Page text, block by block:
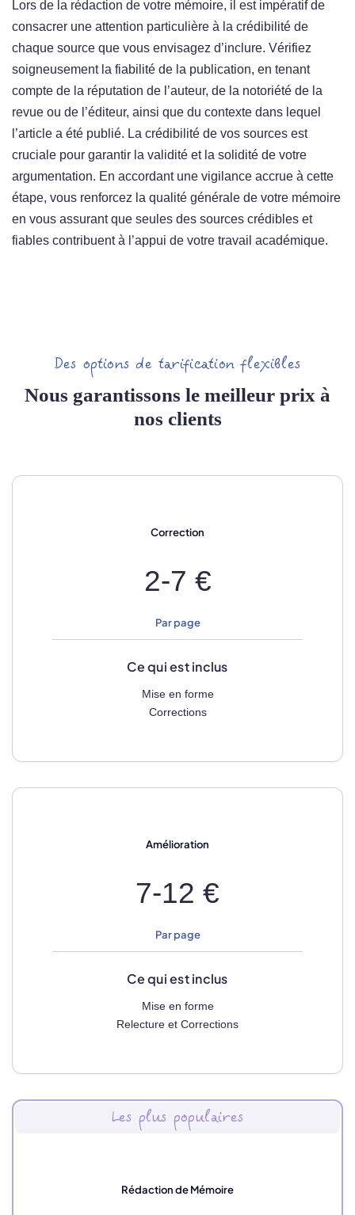
Lors de la rédaction de votre mémoire, il est impératif de
consacrer une attention particulière à la crédibilité de
chaque source que vous envisagez d’inclure. Vérifiez
soigneusement la fiabilité de la publication, en tenant
compte de la réputation de l’auteur, de la notoriété de la
revue ou de l’éditeur, ainsi que du contexte dans lequel
l’article a été publié. La crédibilité de vos sources est
cruciale pour garantir la validité et la solidité de votre
argumentation. En accordant une vigilance accrue à cette
étape, vous renforcez la qualité générale de votre mémoire
en vous assurant que seules des sources crédibles et
fiables contribuent à l’appui de votre travail académique.
Des options de tarification flexibles
Nous garantissons le meilleur prix à
nos clients
Correction
2-7 €
Par page
Ce qui est inclus
Mise en forme
Corrections
Amélioration
7-12 €
Par page
Ce qui est inclus
Mise en forme
Relecture et Corrections
Les plus populaires
Rédaction de Mémoire